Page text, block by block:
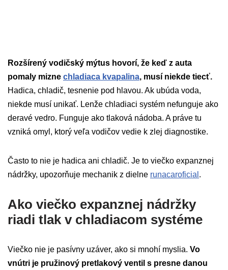
Rozšírený vodičský mýtus hovorí, že keď z auta
pomaly mizne chladiaca kvapalina, musí niekde tiecť.
Hadica, chladič, tesnenie pod hlavou. Ak ubúda voda,
niekde musí unikať. Lenže chladiaci systém nefunguje ako
deravé vedro. Funguje ako tlaková nádoba. A práve tu
vzniká omyl, ktorý veľa vodičov vedie k zlej diagnostike.
Často to nie je hadica ani chladič. Je to viečko expanznej
nádržky, upozorňuje mechanik z dielne runacaroficial .
Ako viečko expanznej nádržky
riadi tlak v chladiacom systéme
Viečko nie je pasívny uzáver, ako si mnohí myslia. Vo
vnútri je pružinový pretlakový ventil s presne danou